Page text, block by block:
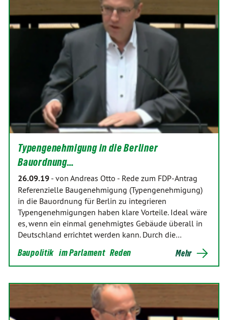
Typengenehmigung in die Berliner
Bauordnung…
26.09.19 - von Andreas Otto - Rede zum FDP-Antrag
Referenzielle Baugenehmigung (Typengenehmigung)
in die Bauordnung für Berlin zu integrieren
Typengenehmigungen haben klare Vorteile. Ideal wäre
es, wenn ein einmal genehmigtes Gebäude überall in
Deutschland errichtet werden kann. Durch die…
Baupolitik im Parlament Reden Mehr